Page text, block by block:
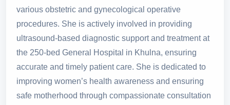
various obstetric and gynecological operative
procedures. She is actively involved in providing
ultrasound-based diagnostic support and treatment at
the 250-bed General Hospital in Khulna, ensuring
accurate and timely patient care. She is dedicated to
improving women’s health awareness and ensuring
safe motherhood through compassionate consultation